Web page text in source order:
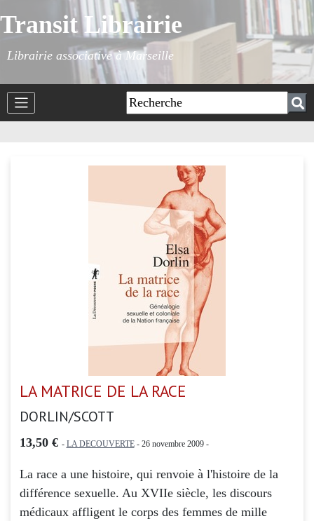
Transit Librairie
Librairie associative à Marseille
LA MATRICE DE LA RACE
DORLIN/SCOTT
13,50 € - LA DECOUVERTE- 26 novembre 2009 -
La race a une histoire, qui renvoie à l'histoire de la
différence sexuelle. Au XVIIe siècle, les discours
médicaux affligent le corps des femmes de mille